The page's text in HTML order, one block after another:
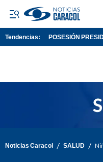
Tendencias: POSESIÓN
Noticias Caracol / SALUD /